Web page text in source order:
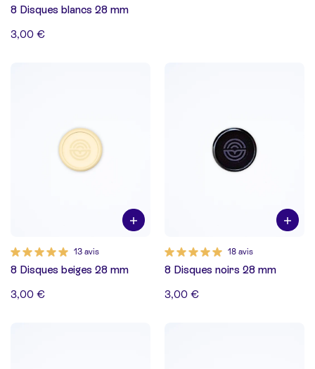
8 Disques blancs 28 mm
3,00 €
13 avis
8 Disques beiges 28 mm
3,00 €
18 avis
8 Disques noirs 28 mm
3,00 €